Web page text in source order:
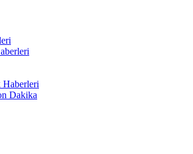
Haberleri
Dakika